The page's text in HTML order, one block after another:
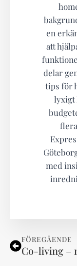
en
att
delar
tips för
lyxigt
med
FÖREGÅENDE
Co-living –